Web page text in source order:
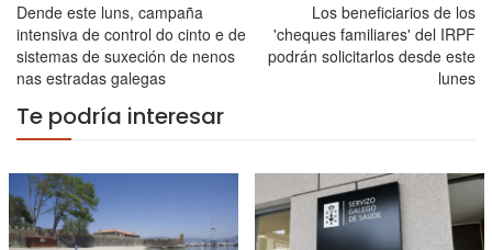
Dende este luns, campaña
intensiva de control do cinto e de
sistemas de suxeción de nenos
nas estradas galegas
Los beneficiarios de los
'cheques familiares' del IRPF
podrán solicitarlos desde este
lunes
Te podría interesar